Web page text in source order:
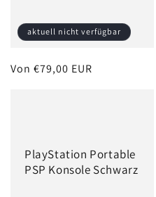
aktuell nicht verfügbar
Normaler
Von €79,00 EUR
PlayStation Portable
PSP Konsole Schwarz